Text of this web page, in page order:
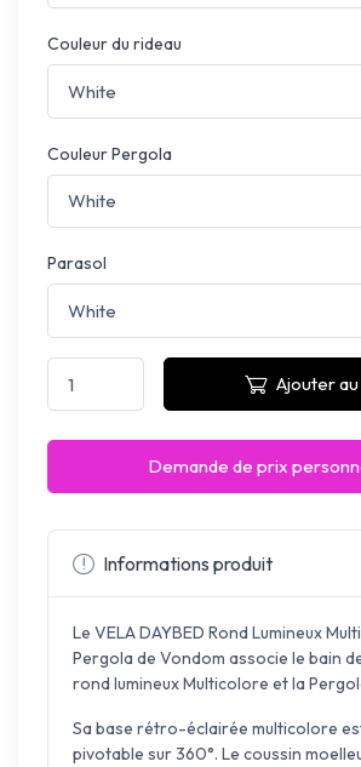
Couleur du rideau
Couleur Pergola
Parasol
Ajouter
Demande de prix
Informations produit
Le VELA DAYBED Rond Lumineux
Pergola de Vondom associe le bain
rond lumineux Multicolore et la
Sa base rétro-éclairée multicolore
pivotable sur 360°. Le coussin